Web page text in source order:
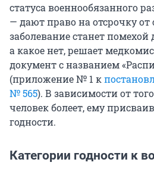
статуса военнообязанного
— дают право на отсрочку
заболевание станет
а какое нет, решает
документ с названием
(приложение № 1 к
№ 565). В зависимости от
человек болеет, ему
годности.
Категории годности к